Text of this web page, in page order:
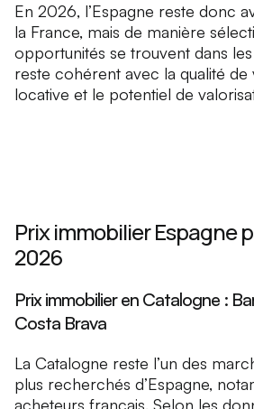
En 2026, l’Espagne reste donc
la France, mais de manière
opportunités se trouvent dans
reste cohérent avec la qualité de
locative et le potentiel de
Prix immobilier Espagne
2026
Prix immobilier en Catalogne :
Costa Brava
La Catalogne reste l’un des
plus recherchés d’Espagne,
acheteurs français. Selon les